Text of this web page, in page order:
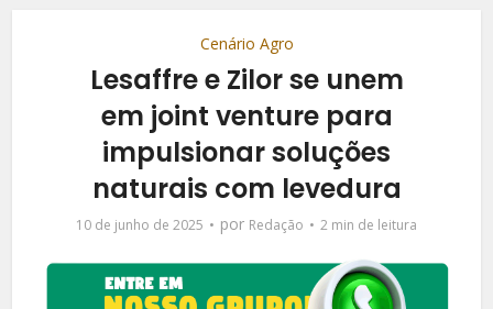
Cenário Agro
Lesaffre e Zilor se unem
em joint venture para
impulsionar soluções
naturais com levedura
10 de junho de 2025 por Redação 2 min de leitura